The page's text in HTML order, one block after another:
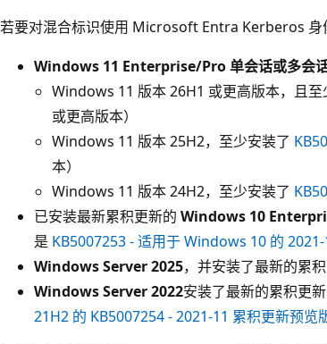
若要对混合标识使用 Microsoft Entra Kerberos 身
Windows 11 Enterprise/Pro 单会话或多会
Windows 11 版本 26H1 或更高版本，且至
或更高版本）
Windows 11 版本 25H2，至少安装了
本）
Windows 11 版本 24H2，至少安装了
已安装最新累积更新的 Windows 10
是 KB5007253 - 适用于 Windows 10 的
Windows Server 2025，并安装了最新的累积
Windows Server 2022安装了最新的累积更
21H2 的 KB5007254 - 2021-11 累积更新预览